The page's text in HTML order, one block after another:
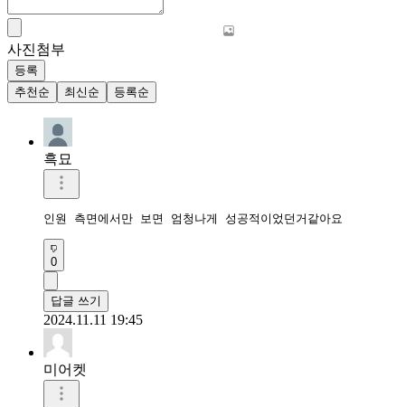
사진첨부
등록
추천순
최신순 등록순
흑묘
인원 측면에서만 보면 엄청나게 성공적이었던거같아요
0
답글 쓰기
2024.11.11 19:45
미어켓